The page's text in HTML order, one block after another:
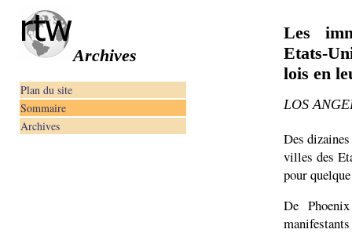
Archives
Plan du site
Sommaire
Archives
Les
Etats-
lois en
LOS
Des
villes des
pour
De